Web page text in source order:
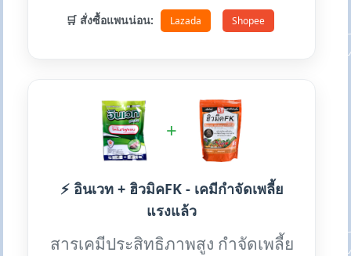
🛒 สั่งซื้อแพนน่อน: Lazada Shopee
+
⚡ อินเวท + ฮิวมิคFK - เคมีกำจัดเพลี้ย
แรงแล้ว
สารเคมีประสิทธิภาพสูง กำจัดเพลี้ย